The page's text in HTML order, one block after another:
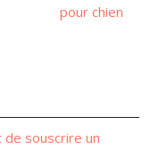
pour chien
de souscrire un